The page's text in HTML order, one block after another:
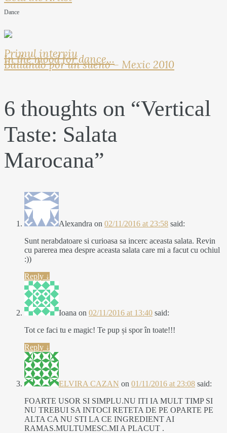
Dance
Primul interviu
In the mood for dance…
Bailando por un sueno – Mexic 2010
6 thoughts on “Vertical
Taste: Salata
Marocana”
Alexandra on 02/11/2016 at 23:58 said:
Sunt nerabdatoare si curioasa sa incerc aceasta salata. Revin
cu parerea mea despre aceasta salata care mi a facut cu ochiul
:))
Reply ↓
Ioana on 02/11/2016 at 13:40 said:
Tot ce faci tu e magic! Te pup și spor în toate!!!
Reply ↓
ELVIRA CAZAN on 01/11/2016 at 23:08 said:
FOARTE USOR SI SIMPLU.NU ITI IA MULT TIMP SI
NU TREBUI SA INTOCI RETETA DE PE OPARTE PE
ALTA CA NU STI LA CE INGREDIENT AI
RAMAS.MULTUMESC.MI A PLACUT .